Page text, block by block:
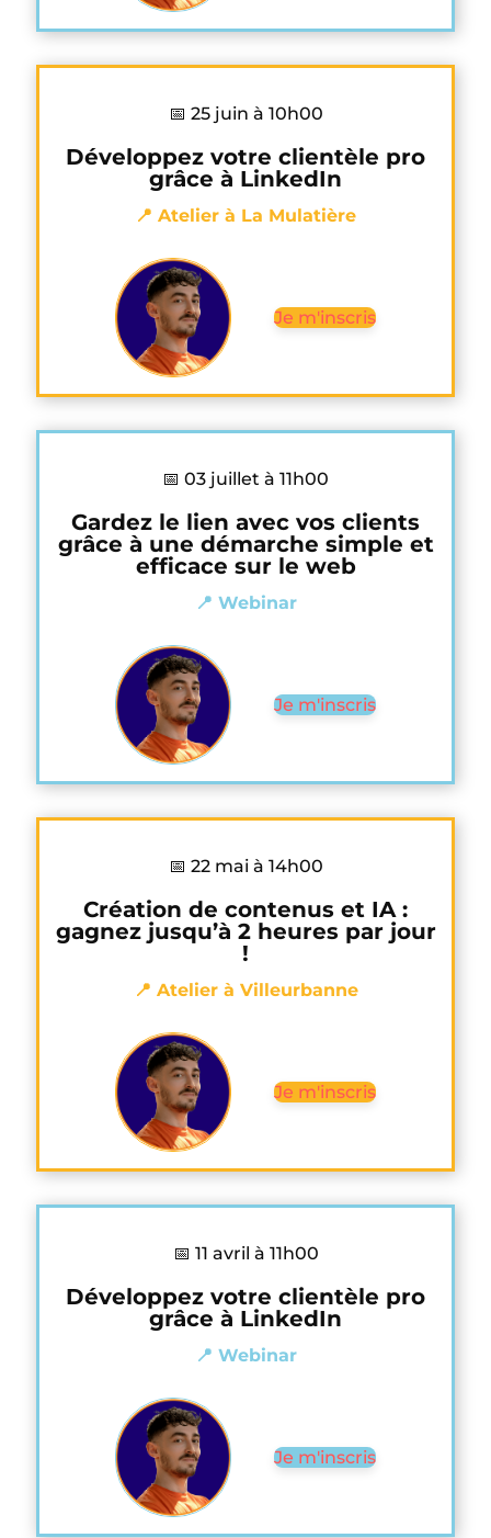
📅 25 juin à 10h00
Développez votre clientèle pro
grâce à LinkedIn
📍 Atelier à La Mulatière
Je m'inscris
📅 03 juillet à 11h00
Gardez le lien avec vos clients
grâce à une démarche simple et
efficace sur le web
📍 Webinar
Je m'inscris
📅 22 mai à 14h00
Création de contenus et IA :
gagnez jusqu’à 2 heures par jour
!
📍 Atelier à Villeurbanne
Je m'inscris
📅 11 avril à 11h00
Développez votre clientèle pro
grâce à LinkedIn
📍 Webinar
Je m'inscris